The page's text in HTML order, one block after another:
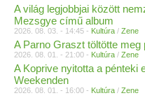
A világ legjobbjai között
Mezsgye című album
2026. 08. 03. - 14:45 - Kultúra / Zene
A Parno Graszt töltötte meg
2026. 08. 01. - 21:00 - Kultúra / Zene
A Koprive nyitotta a pénteki
Weekenden
2026. 08. 01. - 16:00 - Kultúra / Zene